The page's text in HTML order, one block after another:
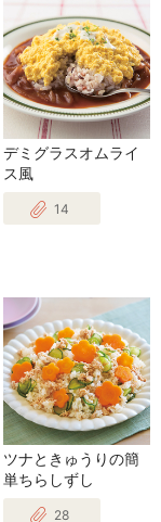
デミグラスオムライ
ス風
14
ツナときゅうりの簡
単ちらしずし
28